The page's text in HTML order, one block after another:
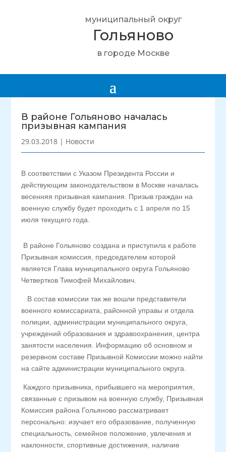
муниципальный округ
Гольяново
в городе Москве
В районе Гольяново началась
призывная кампания
29.03.2018 | Новости
В соответствии с Указом Президента России и
действующим законодательством в Москве началась
весенняя призывная кампания. Призыв граждан на
военную службу будет проходить с 1 апреля по 15
июля текущего года.
В районе Гольяново создана и приступила к работе
Призывная комиссия, председателем которой
является Глава муниципального округа Гольяново
Четвертков Тимофей Михайлович.
В состав комиссии так же вошли представители
военного комиссариата, районной управы и отдела
полиции, администрации муниципального округа,
учреждений образования и здравоохранения, центра
занятости населения. Информацию об основном и
резервном составе Призывной Комиссии можно найти
на сайте администрации муниципального округа.
Каждого призывника, прибывшего на мероприятия,
связанные с призывом на военную службу, Призывная
Комиссия района Гольяново рассматривает
персонально: изучает его образование, полученную
специальность, семейное положение, увлечения и
наклонности, спортивные достижения, наличие